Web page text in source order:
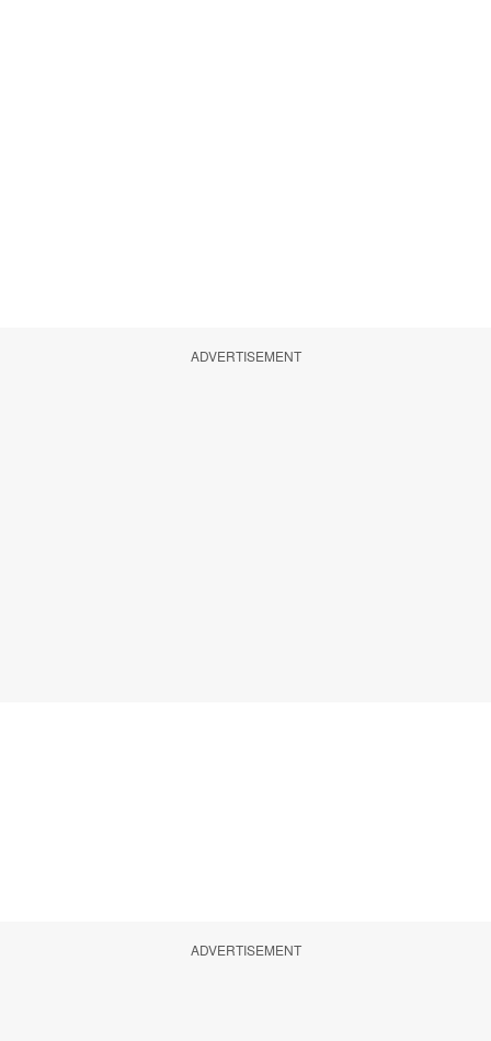
ADVERTISEMENT
ADVERTISEMENT